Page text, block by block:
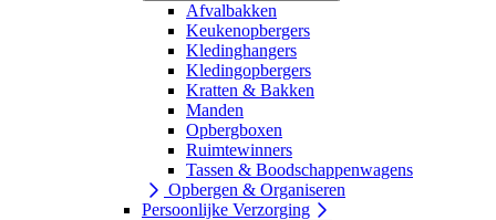
Afvalbakken
Keukenopbergers
Kledinghangers
Kledingopbergers
Kratten & Bakken
Manden
Opbergboxen
Ruimtewinners
Tassen & Boodschappenwagens
Opbergen & Organiseren
Persoonlijke Verzorging